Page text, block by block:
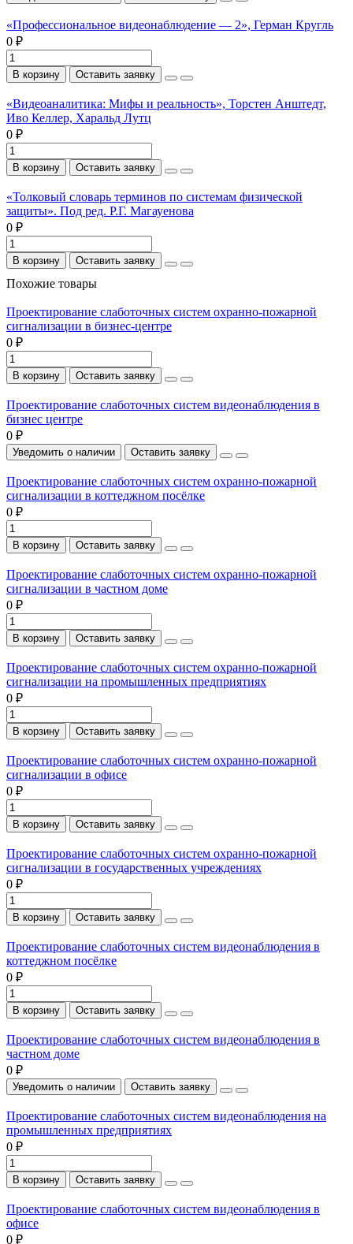
«Профессиональное видеонаблюдение — 2», Герман Кругль
0 ₽
В корзину Оставить заявку
«Видеоаналитика: Мифы и реальность», Торстен Анштедт,
Иво Келлер, Харальд Лутц
0 ₽
В корзину Оставить заявку
«Толковый словарь терминов по системам физической
защиты». Под ред. Р.Г. Магауенова
0 ₽
В корзину Оставить заявку
Похожие товары
Проектирование слаботочных систем охранно-пожарной
сигнализации в бизнес-центре
0 ₽
В корзину Оставить заявку
Проектирование слаботочных систем видеонаблюдения в
бизнес центре
0 ₽
Уведомить о наличии Оставить заявку
Проектирование слаботочных систем охранно-пожарной
сигнализации в коттеджном посёлке
0 ₽
В корзину Оставить заявку
Проектирование слаботочных систем охранно-пожарной
сигнализации в частном доме
0 ₽
В корзину Оставить заявку
Проектирование слаботочных систем охранно-пожарной
сигнализации на промышленных предприятиях
0 ₽
В корзину Оставить заявку
Проектирование слаботочных систем охранно-пожарной
сигнализации в офисе
0 ₽
В корзину Оставить заявку
Проектирование слаботочных систем охранно-пожарной
сигнализации в государственных учреждениях
0 ₽
В корзину Оставить заявку
Проектирование слаботочных систем видеонаблюдения в
коттеджном посёлке
0 ₽
В корзину Оставить заявку
Проектирование слаботочных систем видеонаблюдения в
частном доме
0 ₽
Уведомить о наличии Оставить заявку
Проектирование слаботочных систем видеонаблюдения на
промышленных предприятиях
0 ₽
В корзину Оставить заявку
Проектирование слаботочных систем видеонаблюдения в
офисе
0 ₽